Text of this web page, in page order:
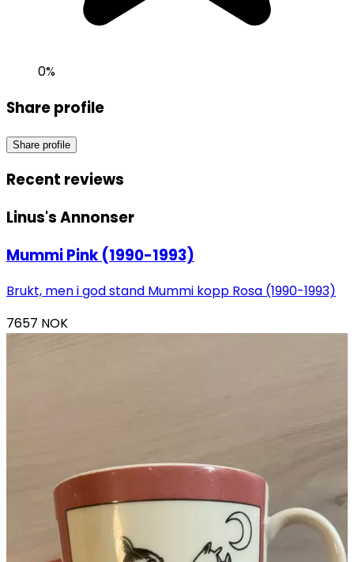
0%
Share profile
Share profile
Recent reviews
Linus'sAnnonser
Mummi Pink (1990-1993)
Brukt, men i god stand Mummi kopp Rosa (1990-1993)
7657 NOK